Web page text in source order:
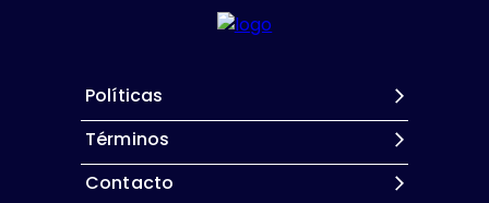
Políticas
Términos
Contacto